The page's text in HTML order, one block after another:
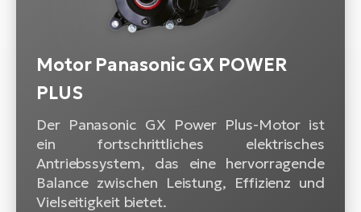
Motor Panasonic GX POWER
PLUS
Der Panasonic GX Power Plus-Motor ist
ein fortschrittliches elektrisches
Antriebssystem, das eine hervorragende
Balance zwischen Leistung, Effizienz und
Vielseitigkeit bietet.